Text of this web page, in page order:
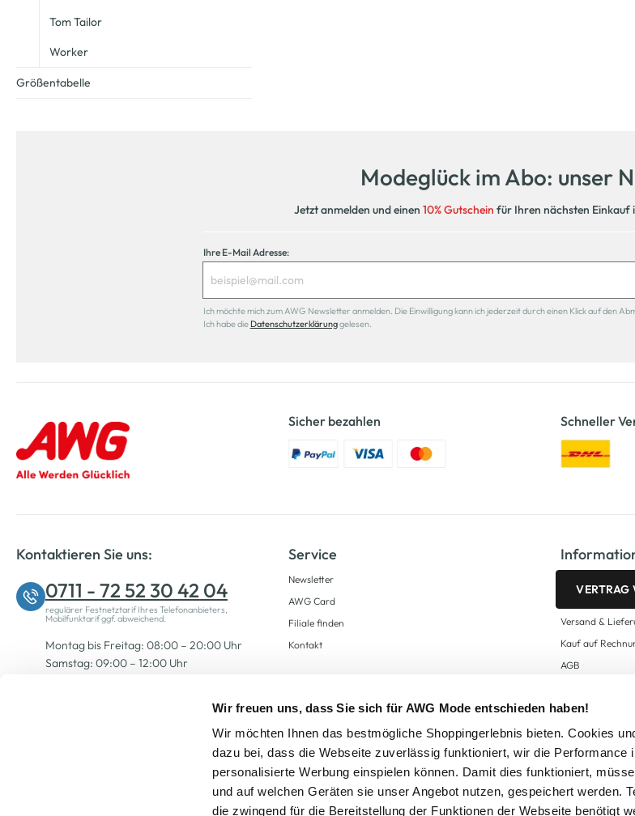
Wir freuen uns, dass Sie sich für AWG Mode entschieden haben!
Wir möchten Ihnen das bestmögliche Shoppingerlebnis bieten. Cookies
dazu bei, dass die Webseite zuverlässig funktioniert, wir die Performance
personalisierte Werbung einspielen können. Damit dies funktioniert,
und auf welchen Geräten sie unser Angebot nutzen, gespeichert werden.
die zwingend für die Bereitstellung der Funktionen der Webseite benötigt
Tom Tailor
Worker
Größentabelle
Modeglück im Abo: unser
Jetzt anmelden und einen 10% Gutschein für Ihren nächsten Einkauf
Ihre E-Mail Adresse:
Ich möchte mich zum AWG Newsletter anmelden. Die Einwilligung kann ich jederzeit durch einen Klick auf den
Ich habe die Datenschutzerklärunggelesen.
Sicher bezahlen Schneller
Kontaktieren Sie uns:
0711 - 72 52 30 42 04
regulärer Festnetztarif Ihres Telefonanbieters,
Mobilfunktarif ggf. abweichend.
Montag bis Freitag: 08:00 – 20:00 Uhr
Samstag: 09:00 – 12:00 Uhr
Service
Newsletter
AWG Card
Filiale finden
Kontakt
VERTRAG
Versand &
Kauf auf
AGB
Zahlungsarten
Datenschutz
AWG CARD